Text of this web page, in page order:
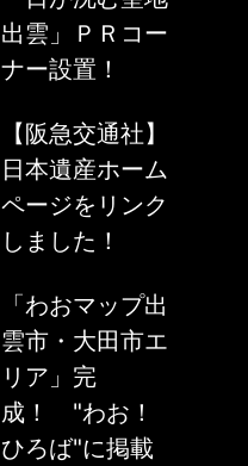
出雲」ＰＲコー
ナー設置！
【阪急交通社】
日本遺産ホーム
ページをリンク
しました！
「わおマップ出
雲市・大田市エ
リア」完
成！ "わお！
ひろば"に掲載